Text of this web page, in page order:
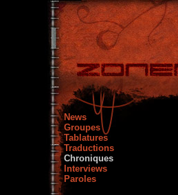
News
Groupes
Tablatures
Traductions
Chroniques
Interviews
Paroles